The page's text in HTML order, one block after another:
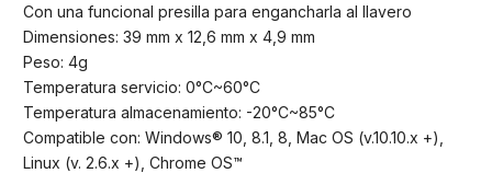
Con una funcional presilla para engancharla al llavero
Dimensiones: 39 mm x 12,6 mm x 4,9 mm
Peso: 4g
Temperatura servicio: 0°C~60°C
Temperatura almacenamiento: -20°C~85°C
Compatible con: Windows® 10, 8.1, 8, Mac OS (v.10.10.x +),
Linux (v. 2.6.x +), Chrome OS™